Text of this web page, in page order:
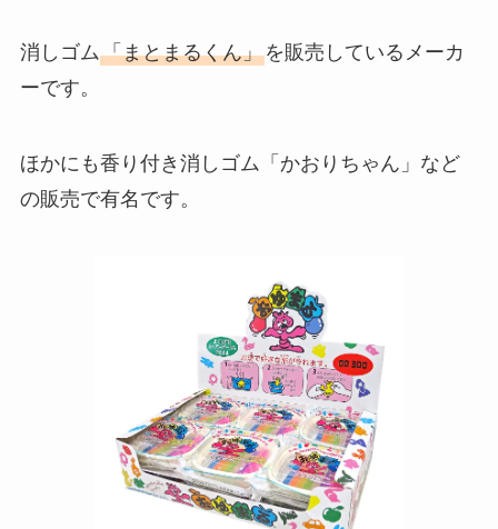
消しゴム「まとまるくん」を販売しているメーカ
ーです。
ほかにも香り付き消しゴム「かおりちゃん」など
の販売で有名です。